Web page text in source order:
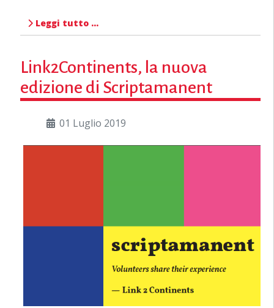
Leggi tutto …
Link2Continents, la nuova
edizione di Scriptamanent
01 Luglio 2019